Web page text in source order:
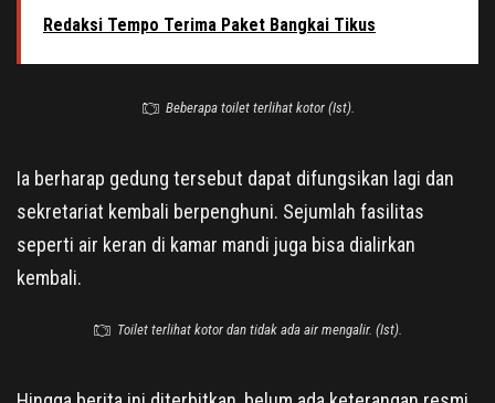
Redaksi Tempo Terima Paket Bangkai Tikus
Beberapa toilet terlihat kotor (Ist).
Ia berharap gedung tersebut dapat difungsikan lagi dan
sekretariat kembali berpenghuni. Sejumlah fasilitas
seperti air keran di kamar mandi juga bisa dialirkan
kembali.
Toilet terlihat kotor dan tidak ada air mengalir. (Ist).